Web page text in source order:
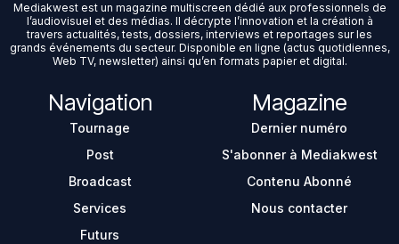
Mediakwest est un magazine multiscreen dédié aux professionnels de
l’audiovisuel et des médias. Il décrypte l’innovation et la création à
travers actualités, tests, dossiers, interviews et reportages sur les
grands événements du secteur. Disponible en ligne (actus quotidiennes,
Web TV, newsletter) ainsi qu’en formats papier et digital.
Navigation
Tournage
Post
Broadcast
Services
Futurs
Magazine
Dernier numéro
S'abonner à Mediakwest
Contenu Abonné
Nous contacter